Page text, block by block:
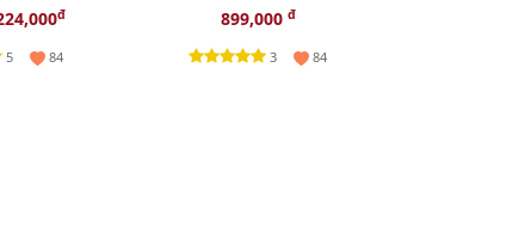
tạo da,
đ
5 84
- hồng tự nhiên (New)
899,000 đ
3 84